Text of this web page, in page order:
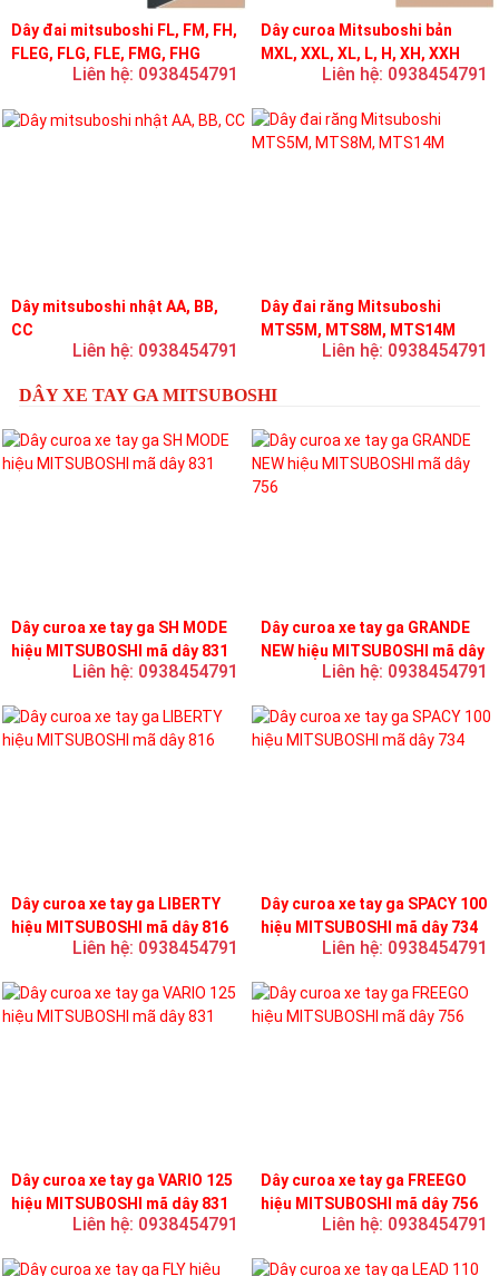
Dây đai mitsuboshi FL, FM, FH,
FLEG, FLG, FLE, FMG, FHG
Liên hệ: 0938454791
Dây curoa Mitsuboshi bản
MXL, XXL, XL, L, H, XH, XXH
Liên hệ: 0938454791
Dây mitsuboshi nhật AA, BB,
CC
Liên hệ: 0938454791
Dây đai răng Mitsuboshi
MTS5M, MTS8M, MTS14M
Liên hệ: 0938454791
DÂY XE TAY GA MITSUBOSHI
Dây curoa xe tay ga SH MODE
hiệu MITSUBOSHI mã dây 831
Liên hệ: 0938454791
Dây curoa xe tay ga GRANDE
NEW hiệu MITSUBOSHI mã dây
Liên hệ: 0938454791
Dây curoa xe tay ga LIBERTY
hiệu MITSUBOSHI mã dây 816
Liên hệ: 0938454791
Dây curoa xe tay ga SPACY 100
hiệu MITSUBOSHI mã dây 734
Liên hệ: 0938454791
Dây curoa xe tay ga VARIO 125
hiệu MITSUBOSHI mã dây 831
Liên hệ: 0938454791
Dây curoa xe tay ga FREEGO
hiệu MITSUBOSHI mã dây 756
Liên hệ: 0938454791